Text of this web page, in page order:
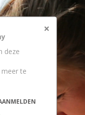
×
deze
te